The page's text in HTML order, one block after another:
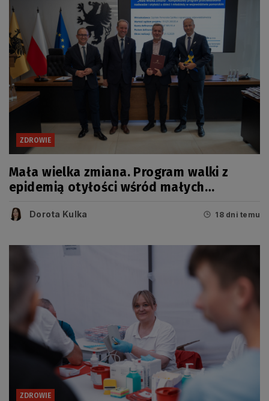
ZDROWIE
Mała wielka zmiana. Program walki z
epidemią otyłości wśród małych
Dorota Kulka 18 dni temu
ZDROWIE